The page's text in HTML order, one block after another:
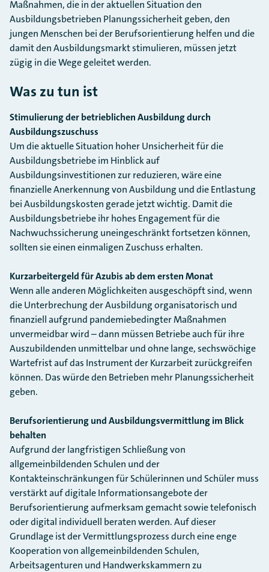
Maßnahmen, die in der aktuellen Situation den
Ausbildungsbetrieben Planungssicherheit geben, den
jungen Menschen bei der Berufsorientierung helfen und die
damit den Ausbildungsmarkt stimulieren, müssen jetzt
zügig in die Wege geleitet werden.
Was zu tun ist
Stimulierung der betrieblichen Ausbildung durch
Ausbildungszuschuss
Um die aktuelle Situation hoher Unsicherheit für die
Ausbildungsbetriebe im Hinblick auf
Ausbildungsinvestitionen zur reduzieren, wäre eine
finanzielle Anerkennung von Ausbildung und die Entlastung
bei Ausbildungskosten gerade jetzt wichtig. Damit die
Ausbildungsbetriebe ihr hohes Engagement für die
Nachwuchssicherung uneingeschränkt fortsetzen können,
sollten sie einen einmaligen Zuschuss erhalten.
Kurzarbeitergeld für Azubis ab dem ersten Monat
Wenn alle anderen Möglichkeiten ausgeschöpft sind, wenn
die Unterbrechung der Ausbildung organisatorisch und
finanziell aufgrund pandemiebedingter Maßnahmen
unvermeidbar wird – dann müssen Betriebe auch für ihre
Auszubildenden unmittelbar und ohne lange, sechswöchige
Wartefrist auf das Instrument der Kurzarbeit zurückgreifen
können. Das würde den Betrieben mehr Planungssicherheit
geben.
Berufsorientierung und Ausbildungsvermittlung im Blick
behalten
Aufgrund der langfristigen Schließung von
allgemeinbildenden Schulen und der
Kontakteinschränkungen für Schülerinnen und Schüler muss
verstärkt auf digitale Informationsangebote der
Berufsorientierung aufmerksam gemacht sowie telefonisch
oder digital individuell beraten werden. Auf dieser
Grundlage ist der Vermittlungsprozess durch eine enge
Kooperation von allgemeinbildenden Schulen,
Arbeitsagenturen und Handwerkskammern zu